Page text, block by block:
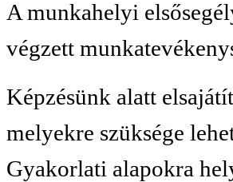
A munkahelyi
végzett
Képzésünk alatt
melyekre szüksége
Gyakorlati alapokra